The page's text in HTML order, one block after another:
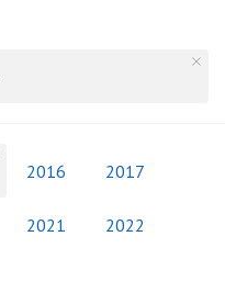
2016 2017
2021 2022